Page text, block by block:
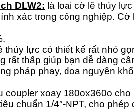
DLW2: là loại cờ lê thủy
xác trong công nghiệp.
lực có thiết kế rất nhỏ
rất thấp giúp bạn dễ dàng
pháp phay, doa nguyên
xoay 180ox360o
chuẩn 1/4″-NPT, cho